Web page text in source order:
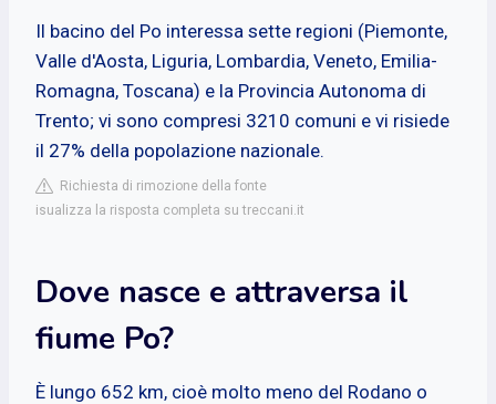
Il bacino del Po interessa sette regioni (Piemonte,
Valle d'Aosta, Liguria, Lombardia, Veneto, Emilia-
Romagna, Toscana) e la Provincia Autonoma di
Trento; vi sono compresi 3210 comuni e vi risiede
il 27% della popolazione nazionale.
Richiesta di rimozione della fonte
isualizza la risposta completa su treccani.it
Dove nasce e attraversa il
fiume Po?
È lungo 652 km, cioè molto meno del Rodano o